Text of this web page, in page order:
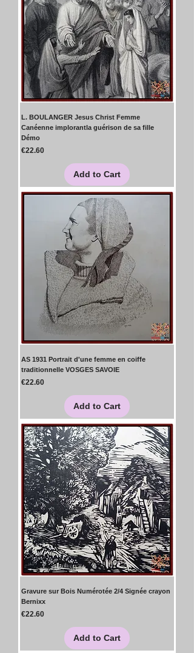
L. BOULANGER Jesus Christ Femme
Canéenne implorantla guérison de sa fille
Démo
Price
€22.60
Add to Cart
AS 1931 Portrait d'une femme en coiffe
traditionnelle VOSGES SAVOIE
Price
€22.60
Add to Cart
Gravure sur Bois Numérotée 2/4 Signée crayon
Bernixx
Price
€22.60
Add to Cart